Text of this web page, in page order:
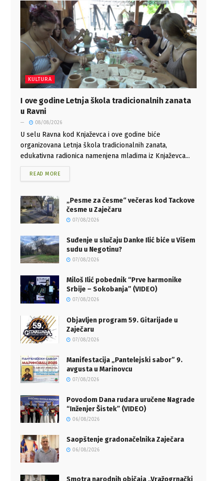
KULTURA
I ove godine Letnja škola tradicionalnih zanata
u Ravni
08/08/2026
U selu Ravna kod Knjaževca i ove godine biće
organizovana Letnja škola tradicionalnih zanata,
edukativna radionica namenjena mladima iz Knjaževca...
READ MORE
„Pesme za česme“ večeras kod Tackove
česme u Zaječaru
07/08/2026
Suđenje u slučaju Danke Ilić biće u Višem
sudu u Negotinu?
07/08/2026
Miloš Ilić pobednik “Prve harmonike
Srbije – Sokobanja” (VIDEO)
07/08/2026
Objavljen program 59. Gitarijade u
Zaječaru
07/08/2026
Manifestacija „Pantelejski sabor” 9.
avgusta u Marinovcu
07/08/2026
Povodom Dana rudara uručene Nagrade
“Inženjer Šistek” (VIDEO)
06/08/2026
Saopštenje gradonačelnika Zaječara
06/08/2026